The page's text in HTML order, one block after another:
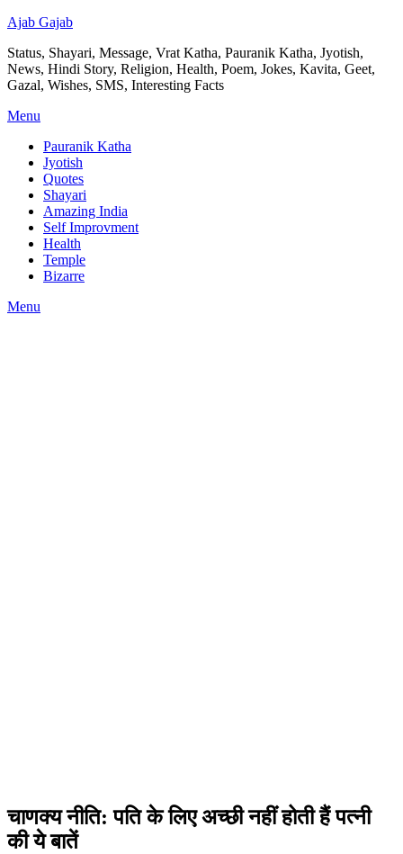
Ajab Gajab
Status, Shayari, Message, Vrat Katha, Pauranik Katha, Jyotish,
News, Hindi Story, Religion, Health, Poem, Jokes, Kavita, Geet,
Gazal, Wishes, SMS, Interesting Facts
Menu
Pauranik Katha
Jyotish
Quotes
Shayari
Amazing India
Self Improvment
Health
Temple
Bizarre
Menu
चाणक्य नीति: पति के लिए अच्छी नहीं होती हैं पत्नी
की ये बातें